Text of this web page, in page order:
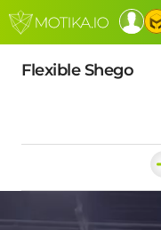
Flexible Shego